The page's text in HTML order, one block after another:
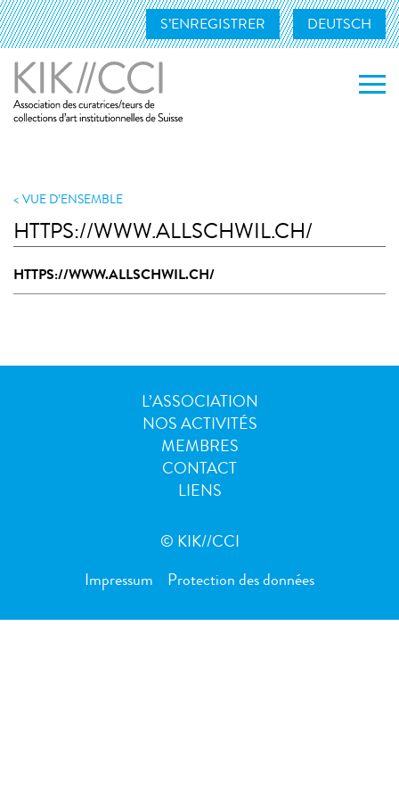
S’ENREGISTRER DEUTSCH
NOS ACTIVITÉS
MEMBRES
NOS MEMBRES
VUE D’ENSEMBLE
HTTPS://WWW.ALLSCHWIL.CH/
HTTPS://WWW.ALLSCHWIL.CH/
L’ASSOCIATION
NOS ACTIVITÉS
MEMBRES
CONTACT
LIENS
© KIK//CCI
Impressum Protection des données